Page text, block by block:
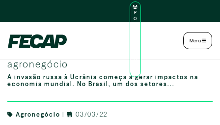
P
O
U
Menu
agronegócio
A invasão russa à Ucrânia começa a gerar impactos na
economia mundial. No Brasil, um dos setores...
Agronegócio 03/03/22